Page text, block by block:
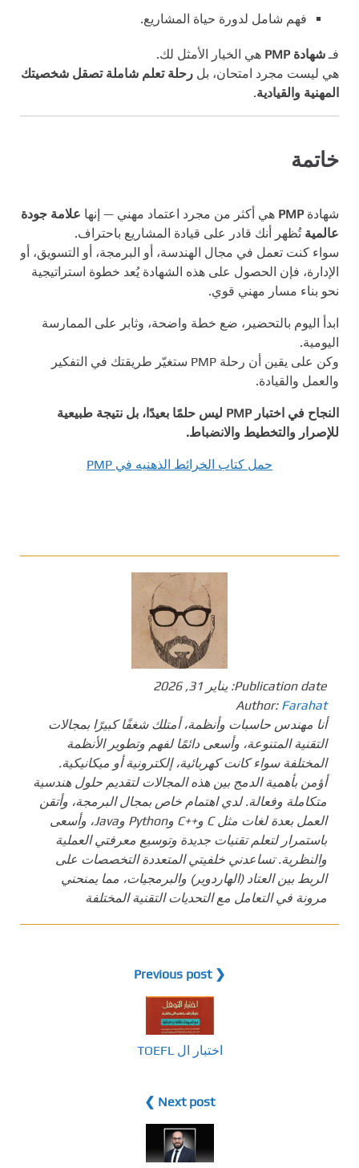
فهم شامل لدورة حياة المشاريع.
فـ شهادة PMP
هي الخيار الأمثل لك.
هي ليست مجرد امتحان، بل رحلة تعلم شاملة تصقل شخصيتك
المهنية والقيادية.
خاتمة
شهادة PMP هي أكثر من مجرد اعتماد مهني — إنها علامة جودة
عالمية تُظهر أنك قادر على قيادة المشاريع باحتراف.
سواء كنت تعمل في مجال الهندسة، أو البرمجة، أو التسويق، أو
الإدارة، فإن الحصول على هذه الشهادة يُعد خطوة استراتيجية
نحو بناء مسار مهني قوي.
ابدأ اليوم بالتحضير، ضع خطة واضحة، وثابر على الممارسة
اليومية.
وكن على يقين أن رحلة PMP ستغيّر طريقتك في التفكير
والعمل والقيادة.
النجاح في اختبار PMP ليس حلمًا بعيدًا، بل نتيجة طبيعية
للإصرار والتخطيط والانضباط.
حمل كتاب الخرائط الذهنيه في PMP
Publication date: يناير 31, 2026
Author: Farahat
أنا مهندس حاسبات وأنظمة، أمتلك شغفًا كبيرًا بمجالات
التقنية المتنوعة، وأسعى دائمًا لفهم وتطوير الأنظمة
المختلفة سواء كانت كهربائية، إلكترونية أو ميكانيكية.
أؤمن بأهمية الدمج بين هذه المجالات لتقديم حلول هندسية
متكاملة وفعالة. لدي اهتمام خاص بمجال البرمجة، وأتقن
العمل بعدة لغات مثل C و++C وPython وJava، وأسعى
باستمرار لتعلم تقنيات جديدة وتوسيع معرفتي العملية
والنظرية. تساعدني خلفيتي المتعددة التخصصات على
الربط بين العتاد (الهاردوير) والبرمجيات، مما يمنحني
مرونة في التعامل مع التحديات التقنية المختلفة
❮ Previous post
اختبار ال TOEFL
Next post ❯